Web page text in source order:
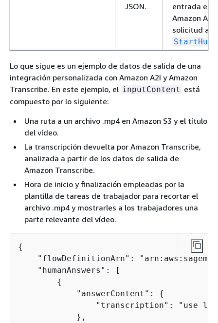
JSON.
entrada
Amazon A2I
solicitud a
Lo que sigue es un ejemplo de datos de salida de una
integración personalizada con Amazon A2I y Amazon
Transcribe. En este ejemplo, el inputContent está
compuesto por lo siguiente:
Una ruta a un archivo .mp4 en Amazon S3 y el título
del vídeo.
La transcripción devuelta por Amazon Transcribe,
analizada a partir de los datos de salida de
Amazon Transcribe.
Hora de inicio y finalización empleadas por la
plantilla de tareas de trabajador para recortar el
archivo .mp4 y mostrarles a los trabajadores una
parte relevante del vídeo.
{
"flowDefinitionArn":
    "humanAnswers": [
{
            "answerContent":
{
"transcription": "use
            },